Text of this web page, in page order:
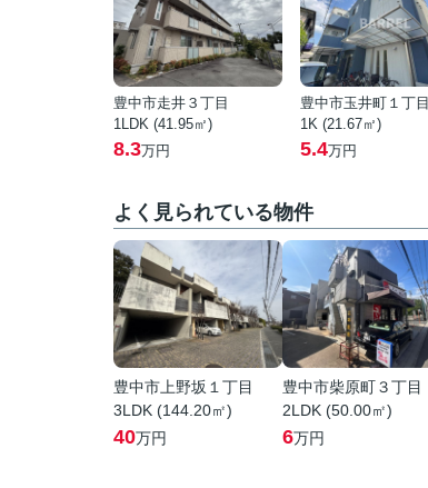
豊中市走井３丁目
1LDK (41.95㎡)
8.3万円
豊中市玉井町１丁目
1K (21.67㎡)
5.4万円
よく見られている物件
豊中市上野坂１丁目
3LDK (144.20㎡)
40万円
豊中市柴原町３丁目
2LDK (50.00㎡)
6万円